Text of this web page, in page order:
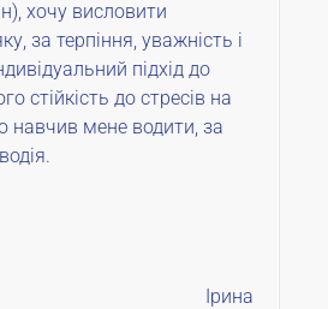
хочу висловити
за терпіння, уважність і
підхід до
стійкість до стресів на
навчив мене водити, за
Ірина